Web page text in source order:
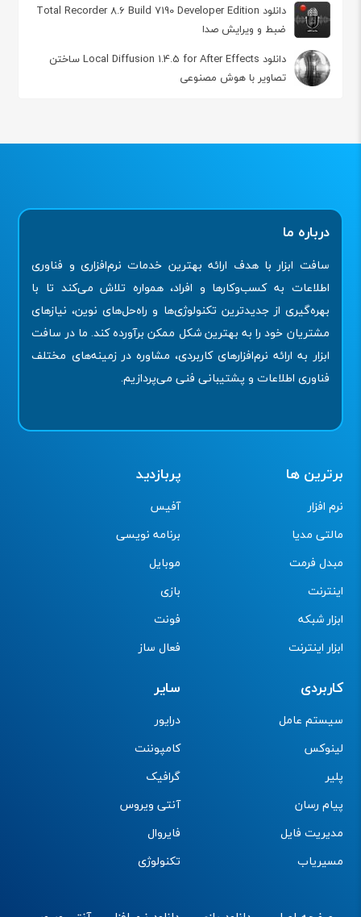
دانلود Total Recorder 8.6 Build 7190 Developer Edition
ضبط و ویرایش صدا
دانلود Local Diffusion 1.4.5 for After Effects ساختن
تصاویر با هوش مصنوعی
درباره ما
سافت ابزار با هدف ارائه بهترین خدمات نرم‌افزاری و فناوری
اطلاعات به کسب‌وکارها و افراد، همواره تلاش می‌کند تا با
بهره‌گیری از جدیدترین تکنولوژی‌ها و راه‌حل‌های نوین، نیازهای
مشتریان خود را به بهترین شکل ممکن برآورده کند. ما در سافت
ابزار به ارائه نرم‌افزارهای کاربردی، مشاوره در زمینه‌های مختلف
فناوری اطلاعات و پشتیبانی فنی می‌پردازیم.
برترین ها
نرم افزار
مالتی مدیا
مبدل فرمت
اینترنت
ابزار شبکه
ابزار اینترنت
پربازدید
آفیس
برنامه نویسی
موبایل
بازی
فونت
فعال ساز
کاربردی
سیستم عامل
لینوکس
پلیر
پیام رسان
مدیریت فایل
مسیریاب
سایر
درایور
کامپوننت
گرافیک
آنتی ویروس
فایروال
تکنولوژی